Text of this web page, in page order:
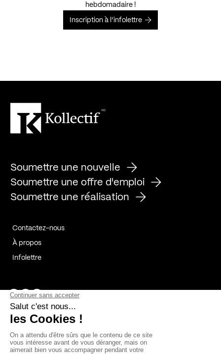
hebdomadaire !
Inscription à l’infolettre
Soumettre une nouvelle
Soumettre une offre d'emploi
Soumettre une réalisation
Contactez-nous
À propos
Infolettre
Page Facebook de Kollectif
Page Instagram de Kollectif
Page Linkedin de Kollectif